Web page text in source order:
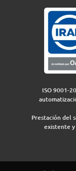
ISO 9001-
Prestación del
existente